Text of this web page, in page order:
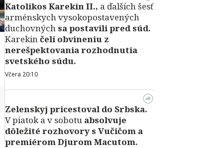
Katolikos Karekin II., a ďalších šesť
arménskych vysokopostavených
duchovných sa postavili pred súd.
Karekinčelí obvineniu z
nerešpektovania rozhodnutia
svetského súdu.
Včera 20:10
Zelenskyj pricestoval do Srbska.
V piatok a v sobotu absolvuje
dôležité rozhovory s Vučičom a
premiérom Djurom Macutom.